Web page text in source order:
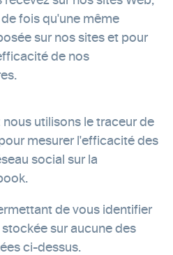
fois qu'une même
sur nos sites et pour
de nos
nous utilisons le traceur de
mesurer l'efficacité des
social sur la
de vous identifier
sur aucune des
ci-dessus.